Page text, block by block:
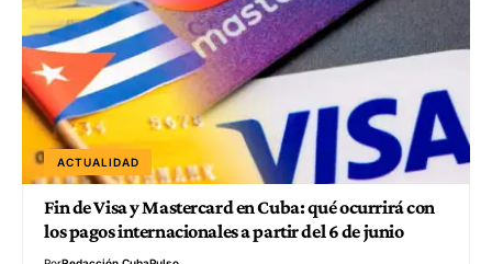
ACTUALIDAD
Fin de Visa y Mastercard en Cuba: qué ocurrirá con
los pagos internacionales a partir del 6 de junio